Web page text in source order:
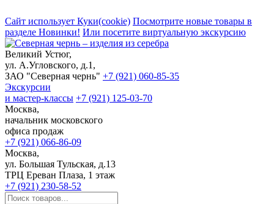
Сайт использует Куки(cookie) Посмотрите новые товары в
разделе Новинки! Или посетите виртуальную экскурсию
Великий Устюг,
ул. А.Угловского, д.1,
ЗАО "Северная чернь" +7 (921) 060-85-35
Экскурсии
и мастер-классы +7 (921) 125-03-70
Москва,
начальник московского
офиса продаж
+7 (921) 066-86-09
Москва,
ул. Большая Тульская, д.13
ТРЦ Ереван Плаза, 1 этаж
+7 (921) 230-58-52